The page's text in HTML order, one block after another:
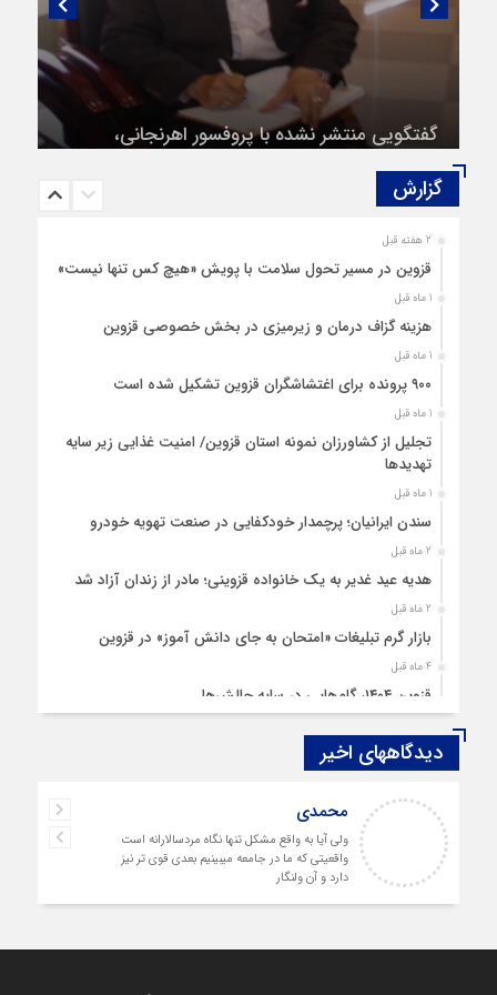
گفتگویی منتشر نشده با پروفسور اهرنجانی،
صاحب نظریه سه‌ شاخگی (۳C)
گزارش‌
2 هفته قبل
قزوین در مسیر تحول سلامت با پویش «هیچ‌ کس تنها نیست»
1 ماه قبل
هزینه‌ گزاف درمان و زیرمیزی در بخش خصوصی قزوین
1 ماه قبل
۹۰۰ پرونده برای اغتشاشگران قزوین تشکیل شده است
1 ماه قبل
تجلیل از کشاورزان نمونه استان قزوین/ امنیت غذایی زیر سایه
تهدیدها
1 ماه قبل
سندن ایرانیان؛ پرچمدار خودکفایی در صنعت تهویه خودرو
2 ماه قبل
هدیه عید غدیر به یک خانواده قزوینی؛ مادر از زندان آزاد شد
2 ماه قبل
بازار گرم تبلیغات «امتحان به جای دانش‌ آموز» در قزوین
4 ماه قبل
قزوین ۱۴۰۴، گام‌هایی در سایه چالش‌ها
چهارشنبه‌ سوری بی‌غوغا
مردم قزوین زیر آوار گرانی مسکن
پمپ‌ بنزین سوخته قزوین قربانی بند «اغتشاش»
7 ماه قبل
دیدگاههای اخیر
محمدی
ولی آیا به واقع مشکل تنها نگاه مردسالارانه است
واقعیتی که ما در جامعه میبینیم بعدی قوی تر نیز
دارد و آن ولنگار